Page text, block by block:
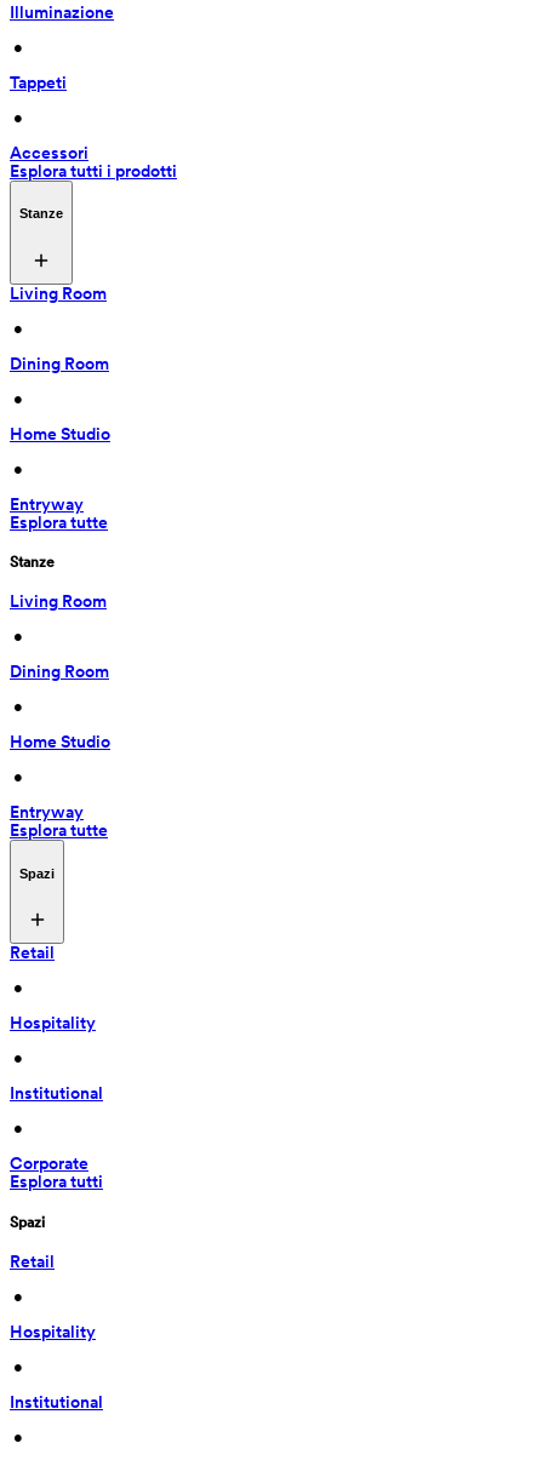
Illuminazione
•
Tappeti
•
Accessori
Esplora tutti i prodotti
Stanze
Living Room
•
Dining Room
•
Home Studio
•
Entryway
Esplora tutte
Stanze
Living Room
•
Dining Room
•
Home Studio
•
Entryway
Esplora tutte
Spazi
Retail
•
Hospitality
•
Institutional
•
Corporate
Esplora tutti
Spazi
Retail
•
Hospitality
•
Institutional
•